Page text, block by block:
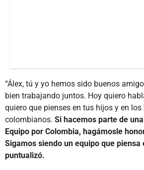
“Álex, tú y yo hemos sido buenos
bien trabajando juntos. Hoy quiero
quiero que pienses en tus hijos y en
colombianos. Si hacemos parte de
Equipo por Colombia, hagámosle
Sigamos siendo un equipo que piensa
puntualizó.